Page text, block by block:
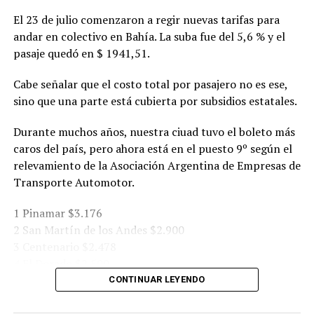
El 23 de julio comenzaron a regir nuevas tarifas para
andar en colectivo en Bahía. La suba fue del 5,6 % y el
pasaje quedó en $ 1941,51.
Cabe señalar que el costo total por pasajero no es ese,
sino que una parte está cubierta por subsidios estatales.
Durante muchos años, nuestra ciuad tuvo el boleto más
caros del país, pero ahora está en el puesto 9º según el
relevamiento de la Asociación Argentina de Empresas de
Transporte Automotor.
1 Pinamar $3.176
2 San Martín de los Andes $2.900
CONTINUAR LEYENDO